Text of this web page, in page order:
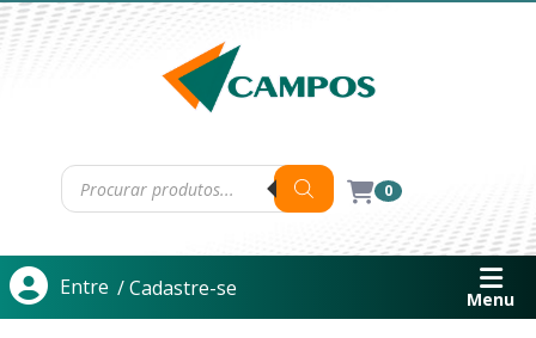
0
Entre / Cadastre-se Menu